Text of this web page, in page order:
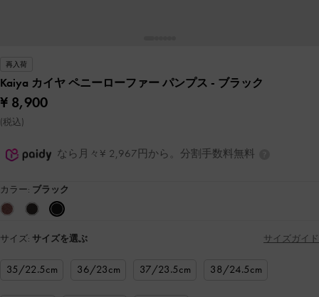
再入荷
Kaiya カイヤ ペニーローファー パンプス - ブラック
¥ 8,900
(税込)
なら月々¥ 2,967円から。分割手数料無料
カラー: ブラック
サイズ: サイズを選ぶ サイズガイド
35/22.5cm 36/23cm 37/23.5cm 38/24.5cm